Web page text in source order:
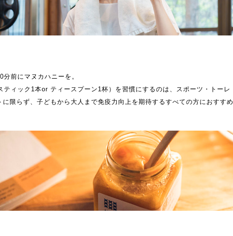
前にマヌカハニーを。
ティック1本or ティースプーン1杯）を習慣にするのは、スポーツ・トーレ
限らず、子どもから大人まで免疫力向上を期待するすべての方におすすめ